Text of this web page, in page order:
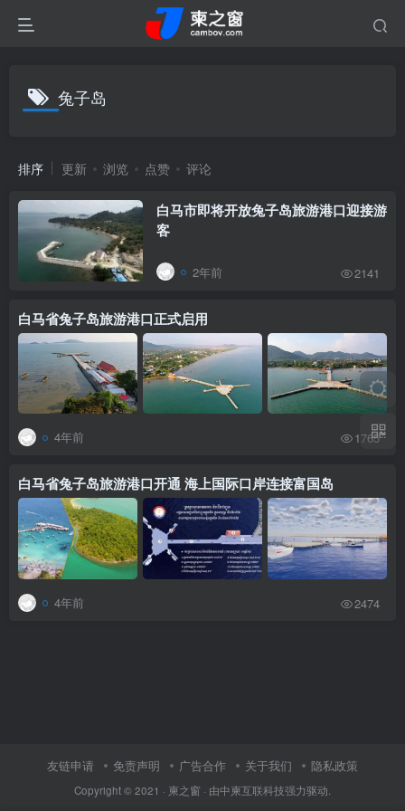
兔子岛
排序 更新 浏览 点赞 评论
白马市即将开放兔子岛旅游港口迎接游
客
2年前 2141
白马省兔子岛旅游港口正式启用
4年前 1765
白马省兔子岛旅游港口开通 海上国际口岸连接富国岛
4年前 2474
友链申请 免责声明 广告合作 关于我们 隐私政策
Copyright © 2021 · 柬之窗 · 由中柬互联科技强力驱动.